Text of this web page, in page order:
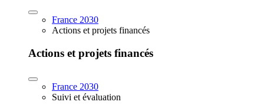
France 2030
Actions et projets financés
Actions et projets financés
France 2030
Suivi et évaluation